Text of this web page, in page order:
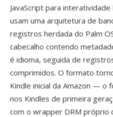
JavaScript para
usam uma arquitetura de
registros herdada do Palm
cabecalho contendo
é idioma, seguida de
comprimidos. O formato
Kindle inicial da Amazon — o
nos Kindles de primeira
com o wrapper DRM próprio